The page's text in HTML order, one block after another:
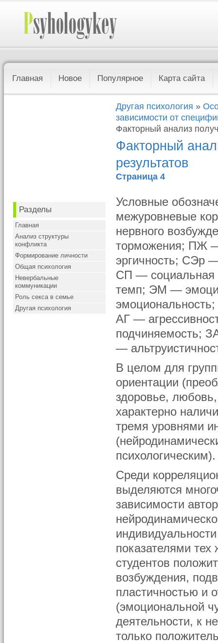
Главная Новое Популярное Карта сайта
Разделы
Главная
Анализ структуры
конфликта
Формирование личности
Общая психология
Невербальные
коммуникации
Роль секса в семье
Другая психология
Другая психология »
зависимости от
Факторный анализ
Факторный
результатов
Страница 4
Условные
межуровневые
нервного
торможения; ПЖ
эргичность; СЭр
СП — социальная
темп; ЭМ —
АГ —
подчиняемость;
—
В целом для
ориентации
здоровье,
характерно
тремя уровнями
психологическим).
Среди
выделяются
зависимости
показателями тех
студентов
возбуждения,
пластичностью и
(эмоциональной
деятельности, к
только